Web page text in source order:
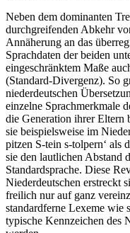
Neben dem dominanten
durchgreifenden Abkehr
Annäherung an das
Sprachdaten der beiden
eingeschränktem Maße
(Standard-Divergenz). So
niederdeutschen
einzelne Sprachmerkmale
die Generation ihrer Eltern
sie beispielsweise im
pitzen S-tein s-tolpern‘ als
sie den lautlichen Abstand
Standardsprache. Diese
Niederdeutschen erstreckt
freilich nur auf ganz
standardferne Lexeme wie
typische Kennzeichen des